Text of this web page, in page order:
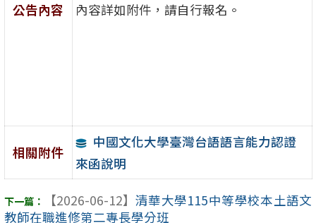
公告內容
內容詳如附件，請自行報名。
相關附件
中國文化大學臺灣台語語言能力認證
來函說明
【2026-06-12】 清華大學115中等學校本土語文
教師在職進修第二專長學分班